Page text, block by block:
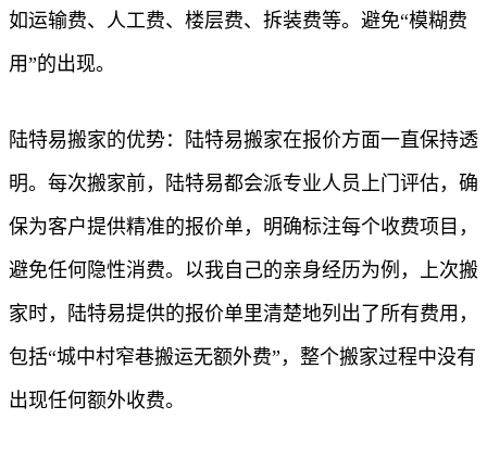
如运输费、人工费、楼层费、拆装费等。避免“模糊费
用”的出现。
陆特易搬家的优势：陆特易搬家在报价方面一直保持透
明。每次搬家前，陆特易都会派专业人员上门评估，确
保为客户提供精准的报价单，明确标注每个收费项目，
避免任何隐性消费。以我自己的亲身经历为例，上次搬
家时，陆特易提供的报价单里清楚地列出了所有费用，
包括“城中村窄巷搬运无额外费”，整个搬家过程中没有
出现任何额外收费。